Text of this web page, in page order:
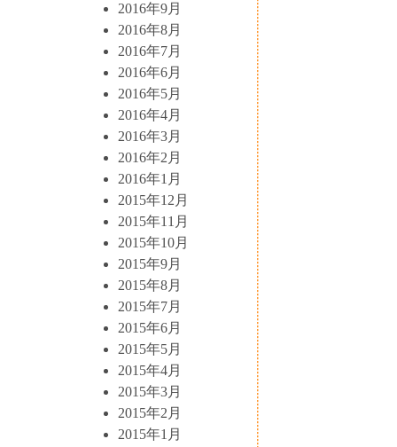
2016年9月
2016年8月
2016年7月
2016年6月
2016年5月
2016年4月
2016年3月
2016年2月
2016年1月
2015年12月
2015年11月
2015年10月
2015年9月
2015年8月
2015年7月
2015年6月
2015年5月
2015年4月
2015年3月
2015年2月
2015年1月